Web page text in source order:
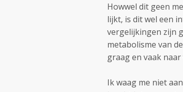
Howwel dit geen
lijkt, is dit wel een
vergelijkingen zijn
metabolisme van
graag en vaak
Ik waag me niet